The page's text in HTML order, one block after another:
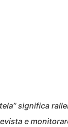
significa
e